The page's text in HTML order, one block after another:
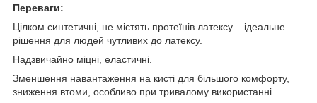
Переваги:
Цілком синтетичні, не містять протеїнів латексу – ідеальне
рішення для людей чутливих до латексу.
Надзвичайно міцні, еластичні.
Зменшення навантаження на кисті для більшого комфорту,
зниження втоми, особливо при тривалому використанні.